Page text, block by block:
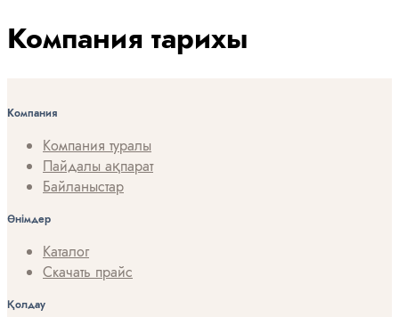
Компания тарихы
Компания
Компания туралы
Пайдалы ақпарат
Байланыстар
Өнімдер
Каталог
Скачать прайс
Қолдау